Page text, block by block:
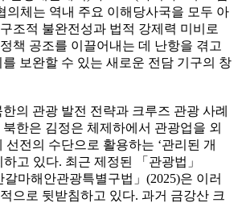
의체는 역내 주요 이해당사국을 모두 아
조적 불완전성과 법적 강제력 미비로
책 공조를 이끌어내는 데 난항을 겪고
보완할 수 있는 새로운 전담 기구의 창
의 관광 발전 전략과 크루즈 관광 사례
한은 김정은 체제하에서 관광업을 외
선전의 수단으로 활용하는 ‘관리된 개
하고 있다. 최근 제정된 「관광법」
갈마해안관광특별구법」(2025)은 이러
으로 뒷받침하고 있다. 과거 금강산 크